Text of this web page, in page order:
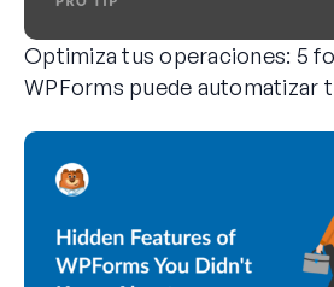
Optimiza tus operaciones: 5
WPForms puede automatizar